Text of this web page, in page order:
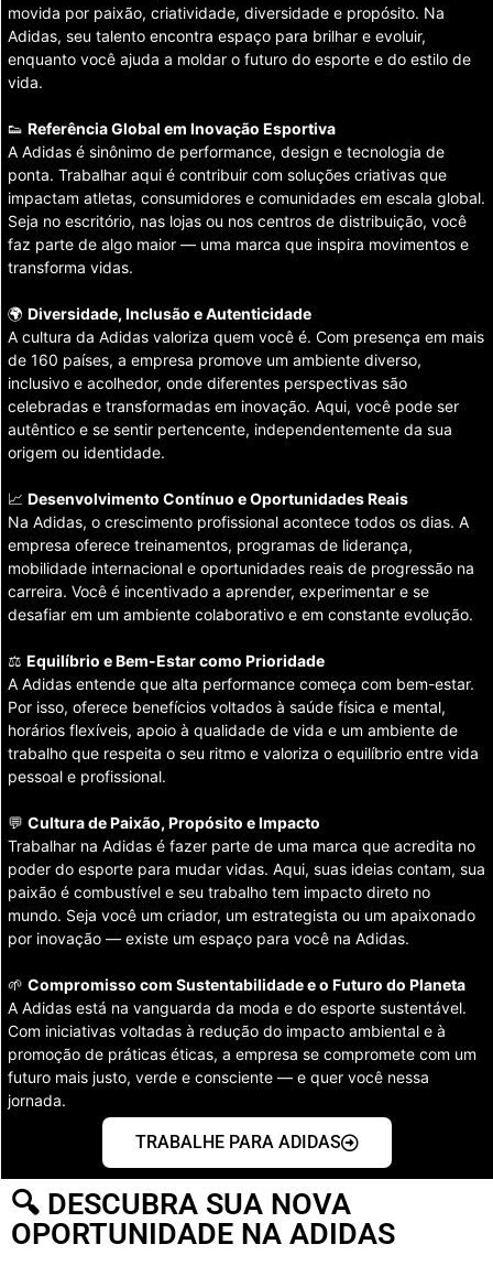
movida por paixão, criatividade, diversidade e propósito. Na
Adidas, seu talento encontra espaço para brilhar e evoluir,
enquanto você ajuda a moldar o futuro do esporte e do estilo de
vida.
👟 Referência Global em Inovação Esportiva
A Adidas é sinônimo de performance, design e tecnologia de
ponta. Trabalhar aqui é contribuir com soluções criativas que
impactam atletas, consumidores e comunidades em escala global.
Seja no escritório, nas lojas ou nos centros de distribuição, você
faz parte de algo maior — uma marca que inspira movimentos e
transforma vidas.
🌍 Diversidade, Inclusão e Autenticidade
A cultura da Adidas valoriza quem você é. Com presença em mais
de 160 países, a empresa promove um ambiente diverso,
inclusivo e acolhedor, onde diferentes perspectivas são
celebradas e transformadas em inovação. Aqui, você pode ser
autêntico e se sentir pertencente, independentemente da sua
origem ou identidade.
📈 Desenvolvimento Contínuo e Oportunidades Reais
Na Adidas, o crescimento profissional acontece todos os dias. A
empresa oferece treinamentos, programas de liderança,
mobilidade internacional e oportunidades reais de progressão na
carreira. Você é incentivado a aprender, experimentar e se
desafiar em um ambiente colaborativo e em constante evolução.
⚖️ Equilíbrio e Bem-Estar como Prioridade
A Adidas entende que alta performance começa com bem-estar.
Por isso, oferece benefícios voltados à saúde física e mental,
horários flexíveis, apoio à qualidade de vida e um ambiente de
trabalho que respeita o seu ritmo e valoriza o equilíbrio entre vida
pessoal e profissional.
💬 Cultura de Paixão, Propósito e Impacto
Trabalhar na Adidas é fazer parte de uma marca que acredita no
poder do esporte para mudar vidas. Aqui, suas ideias contam, sua
paixão é combustível e seu trabalho tem impacto direto no
mundo. Seja você um criador, um estrategista ou um apaixonado
por inovação — existe um espaço para você na Adidas.
🌱 Compromisso com Sustentabilidade e o Futuro do Planeta
A Adidas está na vanguarda da moda e do esporte sustentável.
Com iniciativas voltadas à redução do impacto ambiental e à
promoção de práticas éticas, a empresa se compromete com um
futuro mais justo, verde e consciente — e quer você nessa
jornada.
TRABALHE PARA ADIDAS
🔍 DESCUBRA SUA NOVA
OPORTUNIDADE NA ADIDAS